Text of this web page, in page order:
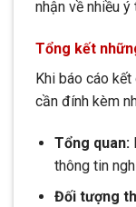
nhận về nhiều
Tổng kết
Khi báo cáo
cần đính kèm
Tổng quan:
thông tin
Đối tượng